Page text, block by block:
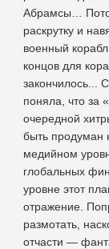
Абрамсы…
раскрутку и
военный
концов для
закончилось...
поняла, что за
очередной
быть продуман
медийном
глобальных
уровне этот
отражение.
размотать,
отчасти —